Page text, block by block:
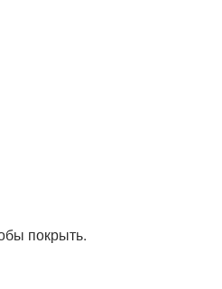
покрыть.